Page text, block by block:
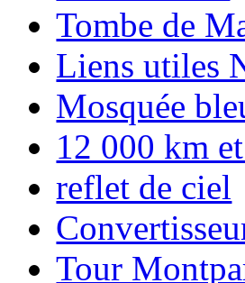
Tombe de
Liens utiles
Mosquée
12 000 km
reflet de ciel
Tour